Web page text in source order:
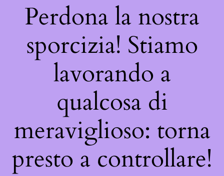
Perdona la nostra
sporcizia! Stiamo
lavorando a
qualcosa di
meraviglioso: torna
presto a controllare!